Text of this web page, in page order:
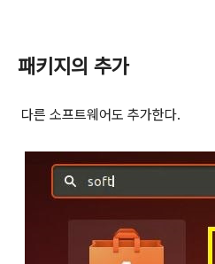
패키지의 추가
다른 소프트웨어도 추가한다.